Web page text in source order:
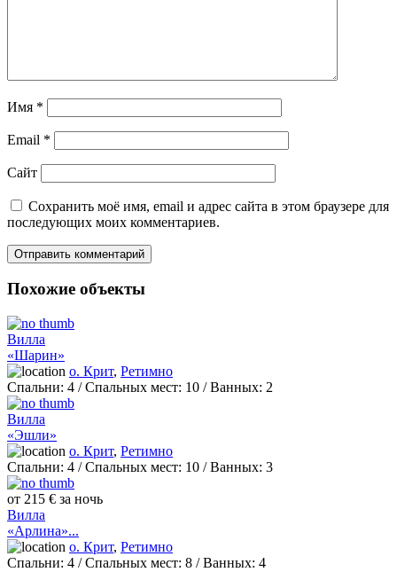
Имя *
Email *
Сайт
Сохранить моё имя, email и адрес сайта в этом браузере для
последующих моих комментариев.
Похожие объекты
Вилла
«Шарин»
о. Крит, Ретимно
Спальни: 4 / Спальных мест: 10 /Ванных: 2
Вилла
«Эшли»
о. Крит, Ретимно
Спальни: 4 / Спальных мест: 10 /Ванных: 3
от 215 € за ночь
Вилла
«Арлина»...
о. Крит, Ретимно
Спальни: 4 / Спальных мест: 8 /Ванных: 4